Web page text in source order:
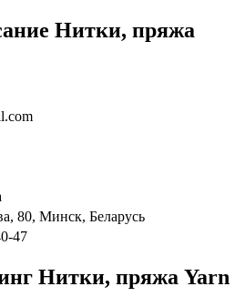
Нитки, пряжа
80, Минск, Беларусь
47
Нитки, пряжа Yarn